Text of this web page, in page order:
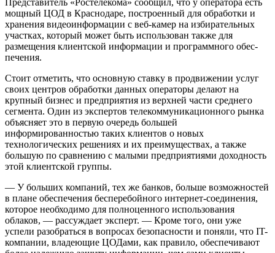
Представитель «Рос­телекома» сообщил, что у оператора есть
мощный ЦОД в Краснодаре, построенный для обработки и
хранения видеоинформации с веб-камер на избирательных
участках, который может быть использован также для
размещения клиентской информации и программного обес­
печения.
Стоит отметить, что основную став­ку в продвижении услуг
своих центров обработки данных операторы делают на
крупный бизнес и предприятия из верхней части среднего
сегмента. Один из экспертов телекоммуникационного рынка
объясняет это в первую очередь большей
информированностью таких клиентов о новых
технологических решениях и их преимуществах, а также
большую по сравнению с малыми предприятиями доходность
этой клиентской группы.
— У больших компаний, тех же банков, больше возможностей
в плане обеспечения бесперебойного интернет-соединения,
которое необходимо для полноценного использования
облаков, — рассуждает эксперт. — Кроме того, они уже
успели разобраться в вопросах безопасности и поняли, что IT-
компании, владеющие ЦОДами, как правило, обеспечивают